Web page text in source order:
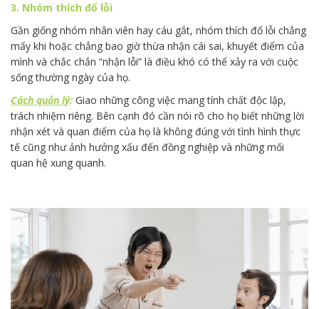
3. Nhóm thích đổ lỗi
Gần giống nhóm nhân viên hay cáu gắt, nhóm thích đổ lỗi chẳng
mấy khi hoặc chẳng bao giờ thừa nhận cái sai, khuyết điểm của
mình và chắc chắn “nhận lỗi” là điều khó có thể xảy ra với cuộc
sống thường ngày của họ.
Cách quản lý: Giao những công việc mang tính chất độc lập,
trách nhiệm riêng. Bên cạnh đó cần nói rõ cho họ biết những lời
nhận xét và quan điểm của họ là không đúng với tình hình thực
tế cũng như ảnh hưởng xấu đến đồng nghiệp và những mối
quan hệ xung quanh.